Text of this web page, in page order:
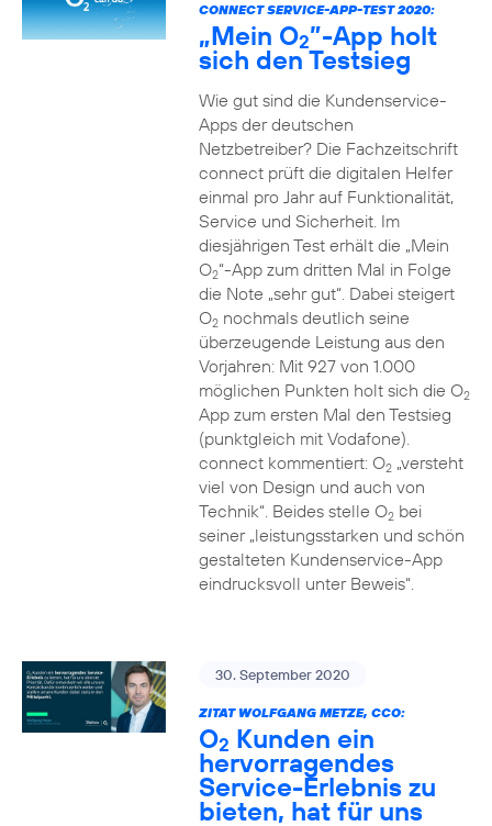
CONNECT SERVICE-APP-TEST 2020:
„Mein O2”-App holt
sich den Testsieg
Wie gut sind die Kundenservice-
Apps der deutschen
Netzbetreiber? Die Fachzeitschrift
connect prüft die digitalen Helfer
einmal pro Jahr auf Funktionalität,
Service und Sicherheit. Im
diesjährigen Test erhält die „Mein
O2“-App zum dritten Mal in Folge
die Note „sehr gut“. Dabei steigert
O2nochmals deutlich seine
überzeugende Leistung aus den
Vorjahren: Mit 927 von 1.000
möglichen Punkten holt sich die O2
App zum ersten Mal den Testsieg
(punktgleich mit Vodafone).
connect kommentiert: O2„versteht
viel von Design und auch von
Technik“. Beides stelle O2bei
seiner „leistungsstarken und schön
gestalteten Kundenservice-App
eindrucksvoll unter Beweis“.
30. September 2020
ZITAT WOLFGANG METZE, CCO:
O2 Kunden ein
hervorragendes
Service-Erlebnis zu
bieten, hat für uns